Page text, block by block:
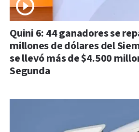
Quini 6: 44 ganadores se
millones de dólares del
se llevó más de $4.500
Segunda